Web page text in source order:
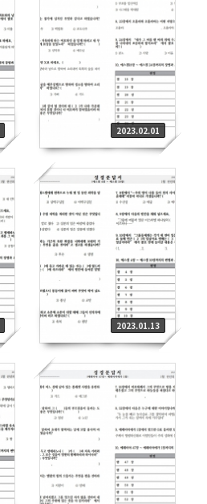
2023.02.01
2023.01.13